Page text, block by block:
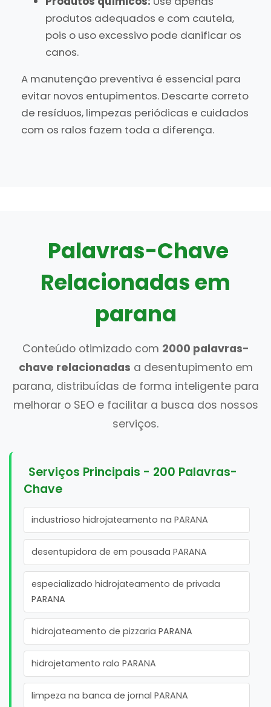
produtos adequados e com cautela,
pois o uso excessivo pode danificar os
canos.
A manutenção preventiva é essencial para
evitar novos entupimentos. Descarte correto
de resíduos, limpezas periódicas e cuidados
com os ralos fazem toda a diferença.
Palavras-Chave
Relacionadas em
parana
Conteúdo otimizado com 2000 palavras-
chave relacionadas a desentupimento em
parana, distribuídas de forma inteligente para
melhorar o SEO e facilitar a busca dos nossos
serviços.
Serviços Principais - 200 Palavras-
Chave
industrioso hidrojateamento na PARANA
desentupidora de em pousada PARANA
especializado hidrojateamento de privada
PARANA
hidrojateamento de pizzaria PARANA
hidrojetamento ralo PARANA
limpeza na banca de jornal PARANA